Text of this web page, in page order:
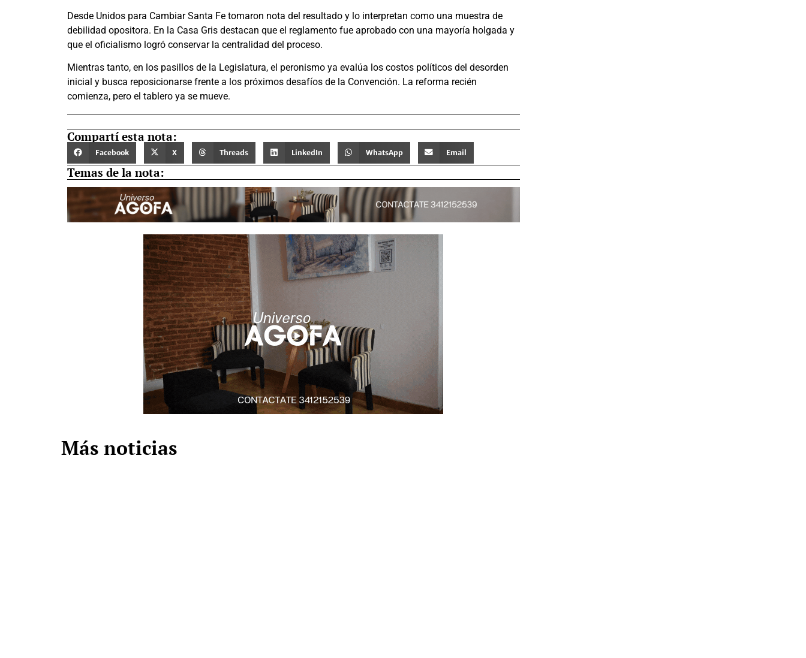
Desde Unidos para Cambiar Santa Fe tomaron nota del resultado y lo interpretan como una muestra de
debilidad opositora. En la Casa Gris destacan que el reglamento fue aprobado con una mayoría holgada y
que el oficialismo logró conservar la centralidad del proceso.
Mientras tanto, en los pasillos de la Legislatura, el peronismo ya evalúa los costos políticos del desorden
inicial y busca reposicionarse frente a los próximos desafíos de la Convención. La reforma recién
comienza, pero el tablero ya se mueve.
Compartí esta nota:
Facebook X Threads LinkedIn WhatsApp Email
Temas de la nota:
Más noticias